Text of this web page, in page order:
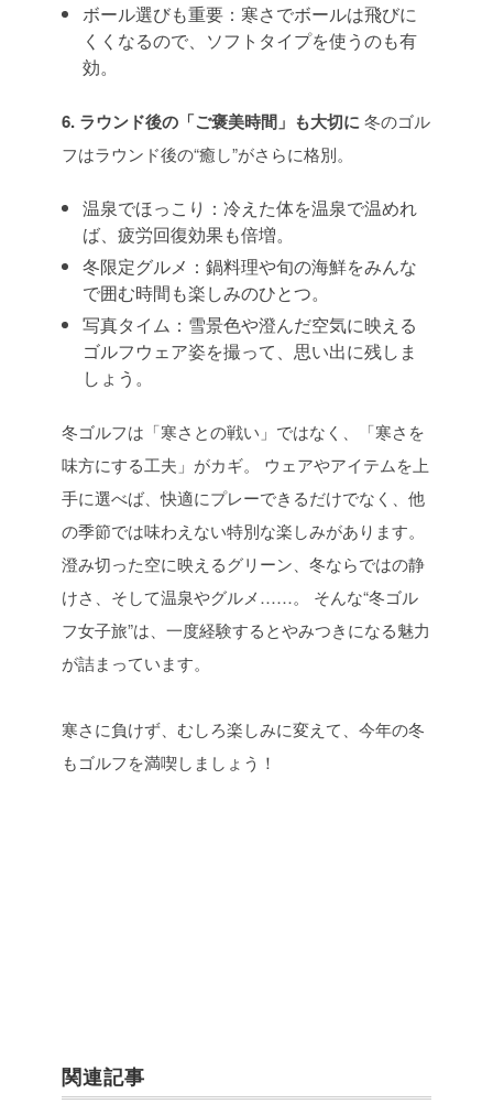
ボール選びも重要：寒さでボールは飛びに
くくなるので、ソフトタイプを使うのも有
効。
6. ラウンド後の「ご褒美時間」も大切に冬のゴル
フはラウンド後の“癒し”がさらに格別。
温泉でほっこり：冷えた体を温泉で温めれ
ば、疲労回復効果も倍増。
冬限定グルメ：鍋料理や旬の海鮮をみんな
で囲む時間も楽しみのひとつ。
写真タイム：雪景色や澄んだ空気に映える
ゴルフウェア姿を撮って、思い出に残しま
しょう。
冬ゴルフは「寒さとの戦い」ではなく、「寒さを
味方にする工夫」がカギ。
ウェアやアイテムを上
手に選べば、快適にプレーできるだけでなく、他
の季節では味わえない特別な楽しみがあります。
澄み切った空に映えるグリーン、冬ならではの静
けさ、そして温泉やグルメ……。
そんな“冬ゴル
フ女子旅”は、一度経験するとやみつきになる魅力
が詰まっています。
寒さに負けず、むしろ楽しみに変えて、今年の冬
もゴルフを満喫しましょう！
関連記事